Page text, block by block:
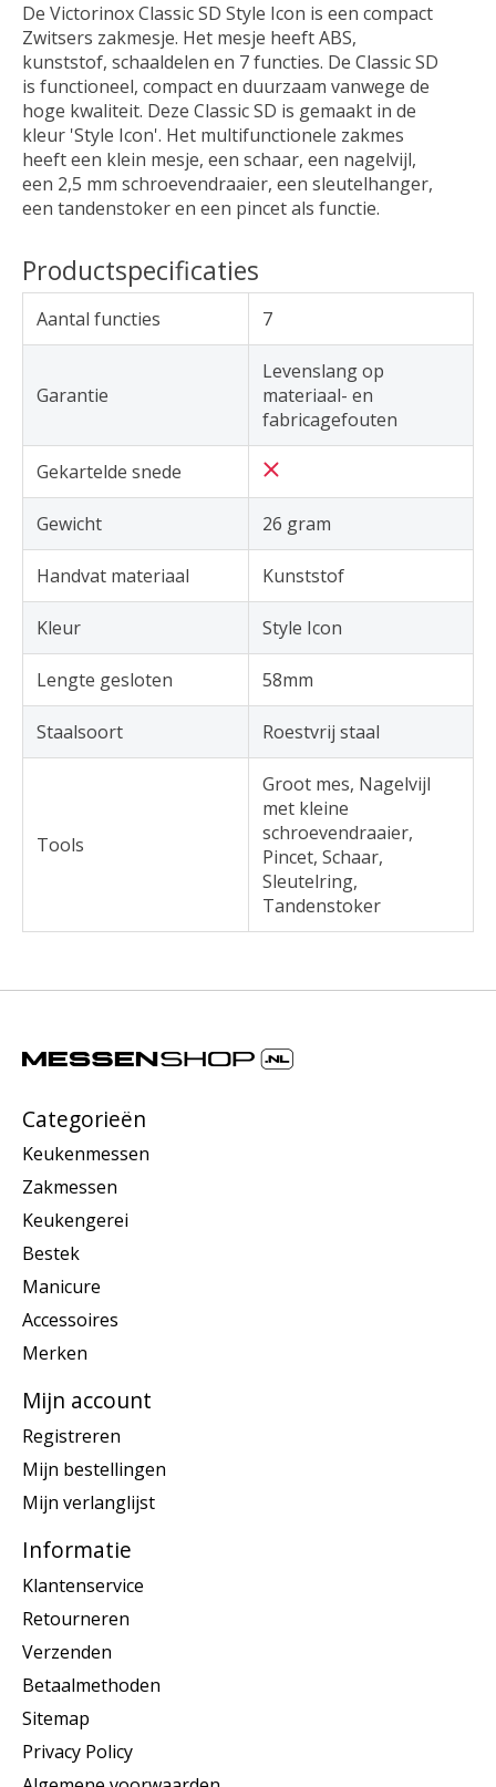
De Victorinox Classic SD Style Icon is een compact
Zwitsers zakmesje. Het mesje heeft ABS,
kunststof, schaaldelen en 7 functies. De Classic SD
is functioneel, compact en duurzaam vanwege de
hoge kwaliteit. Deze Classic SD is gemaakt in de
kleur 'Style Icon'. Het multifunctionele zakmes
heeft een klein mesje, een schaar, een nagelvijl,
een 2,5 mm schroevendraaier, een sleutelhanger,
een tandenstoker en een pincet als functie.
Productspecificaties
Aantal functies 7
Garantie
Levenslang op
materiaal- en
fabricagefouten
Gekartelde snede
Gewicht 26 gram
Handvat materiaal Kunststof
Kleur Style Icon
Lengte gesloten 58mm
Staalsoort Roestvrij staal
Tools
Groot mes, Nagelvijl
met kleine
schroevendraaier,
Pincet, Schaar,
Sleutelring,
Tandenstoker
Categorieën
Keukenmessen
Zakmessen
Keukengerei
Bestek
Manicure
Accessoires
Merken
Mijn account
Registreren
Mijn bestellingen
Mijn verlanglijst
Informatie
Klantenservice
Retourneren
Verzenden
Betaalmethoden
Sitemap
Privacy Policy